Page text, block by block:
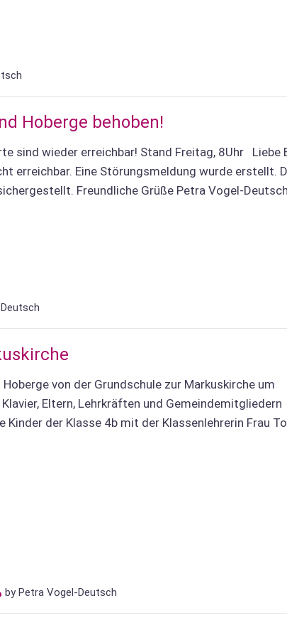
Hoberge behoben!
sind wieder erreichbar! Stand Freitag, 8Uhr Liebe
erreichbar. Eine Störungsmeldung wurde erstellt.
Freundliche Grüße Petra Vogel-Deutsch
von der Grundschule zur Markuskirche um
Eltern, Lehrkräften und Gemeindemitgliedern
der Klasse 4b mit der Klassenlehrerin Frau
byPetra Vogel-Deutsch